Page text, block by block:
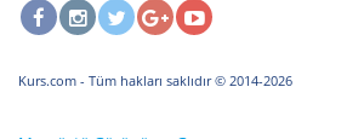
Kurs.com - Tüm hakları saklıdır © 2014-2026